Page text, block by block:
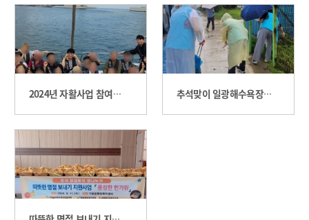
2024년 자활사업 참여자 힐링 프로그램(요트는 힐링을 싣고~) 추석맞이 일광해수욕장 환경정화 활동 실시